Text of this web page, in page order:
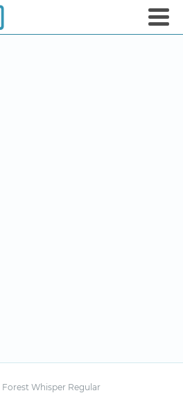
Forest Whisper Regular